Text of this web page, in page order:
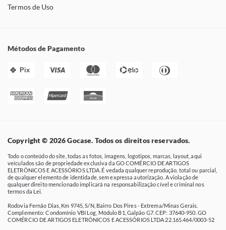
Termos de Uso
Métodos de Pagamento
Pix
Copyright © 2026 Gocase. Todos os direitos reservados.
Todo o conteúdo do site, todas as fotos, imagens, logotipos, marcas, layout, aqui
veículados são de propriedade exclusiva da GO COMÉRCIO DE ARTIGOS
ELETRÔNICOS E ACESSÓRIOS LTDA. É vedada qualquer reprodução, total ou parcial,
de qualquer elemento de identidade, sem expressa autorização. A violação de
qualquer direito mencionado implicará na responsabilização cível e criminal nos
termos da Lei.
Rodovia Fernão Dias, Km 9745, S/N, Bairro Dos Pires - Extrema/Minas Gerais.
Complemento: Condomínio VBI Log, Módulo B1, Galpão G7. CEP: 37640-950. GO
COMÉRCIO DE ARTIGOS ELETRÔNICOS E ACESSÓRIOS LTDA 22.165.464/0003-52